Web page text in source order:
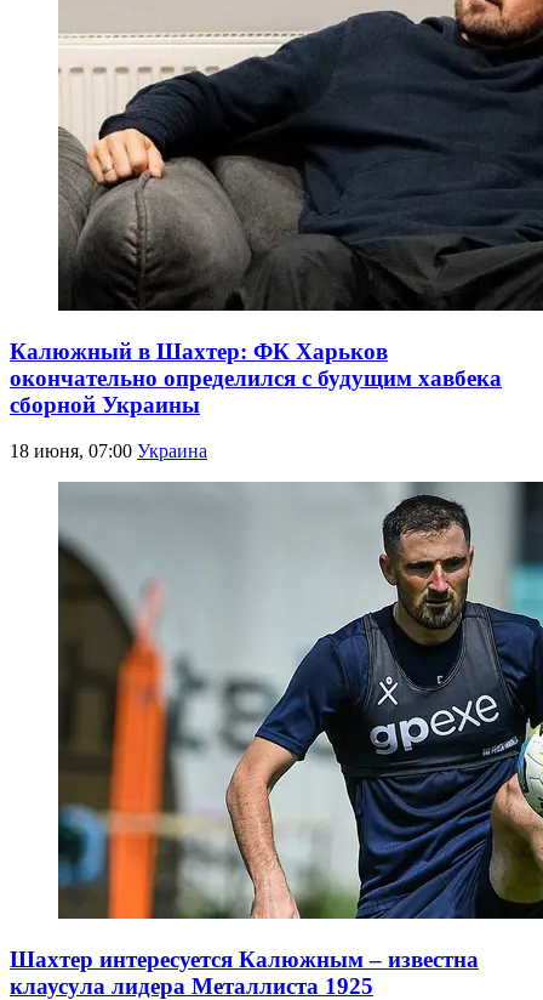
Калюжный в Шахтер: ФК Харьков
окончательно определился с будущим хавбека
сборной Украины
18 июня, 07:00 Украина
Шахтер интересуется Калюжным – известна
клаусула лидера Металлиста 1925